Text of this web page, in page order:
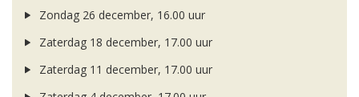
Zondag 26 december, 16.00 uur
Zaterdag 18 december, 17.00 uur
Zaterdag 11 december, 17.00 uur